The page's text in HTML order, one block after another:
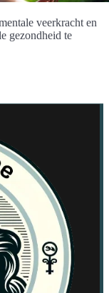
veerkracht en
gezondheid te